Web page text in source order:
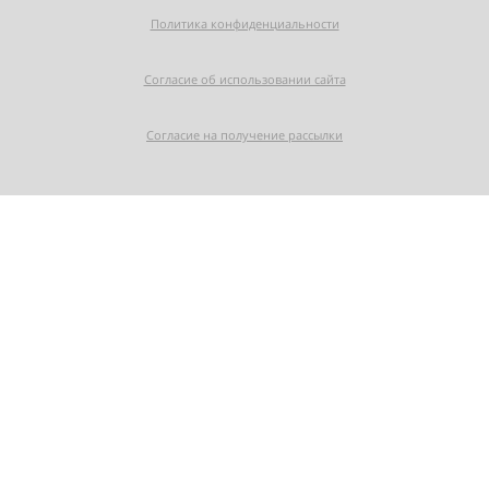
Политика конфиденциальности
Согласие об использовании сайта
Согласие на получение рассылки